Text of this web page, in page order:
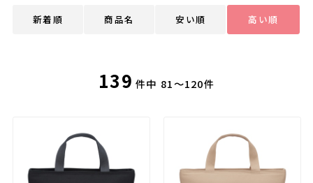
新着順 商品名 安い順 高い順
139 件中 81～120件